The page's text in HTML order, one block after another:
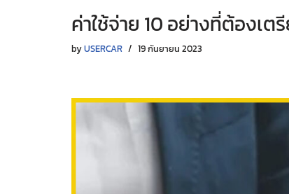
ค่าใช้จ่าย 10 อย่างที่ต้องเต
byUSERCAR 19 กันยายน 2023